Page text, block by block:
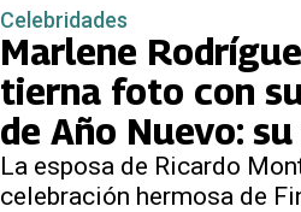
Celebridades
Marlene
tierna foto con
de Año Nuevo:
La esposa de Ricardo
celebración hermosa de